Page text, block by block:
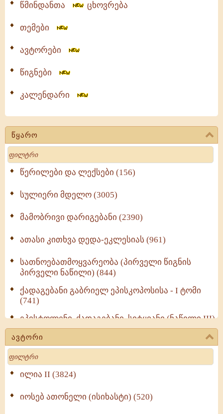
წმინდანთა ცხოვრება
თემები
ავტორები
წიგნები
კალენდარი
წყარო
Search
წერილები და ლექსები (156)
სულიერი მდელო (3005)
მამობრივი დარიგებანი (2390)
ათასი კითხვა დედა-ეკლესიას (961)
სათნოებათმოყვარეობა (პირველი წიგნის
პირველი ნაწილი) (844)
ქადაგებანი გაბრიელ ეპისკოპოსისა - I ტომი
(741)
ეპისტოლენი, ქადაგებანი, სიტყვანი (ნაწილი III)
(723)
მოძღვრის ძალზე სასარგებლო რჩევები
მრევლისათვის (545)
Wisdomge (514)
ქადაგებანი გაბრიელ ეპისკოპოსისა - II ტომი
ავტორი
Search
ილია II (3824)
იოსებ ათონელი (ისიხასტი) (520)